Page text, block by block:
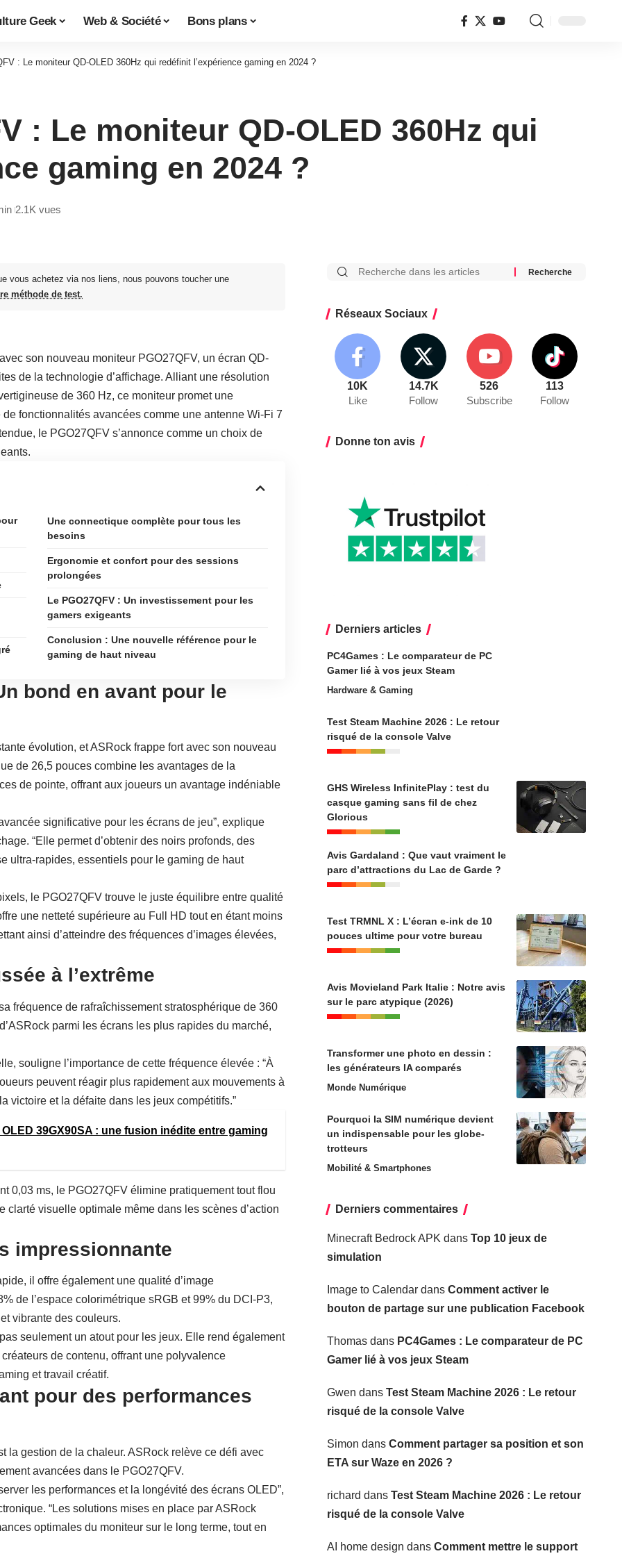
Geek Web & Société Bons plans
: Le moniteur QD-OLED 360Hz qui redéfinit l’expérience gaming en 2024 ?
: Le moniteur QD-OLED 360Hz qui
gaming en 2024 ?
2.1K vues
vous achetez via nos liens, nous pouvons toucher une
méthode de test.
son nouveau moniteur PGO27QFV, un écran QD-
de la technologie d’affichage. Alliant une résolution
de 360 Hz, ce moniteur promet une
fonctionnalités avancées comme une antenne Wi-Fi 7
le PGO27QFV s’annonce comme un choix de
Une connectique complète pour tous les
besoins
Ergonomie et confort pour des sessions
prolongées
Le PGO27QFV : Un investissement pour les
gamers exigeants
Conclusion : Une nouvelle référence pour le
gaming de haut niveau
bond en avant pour le
évolution, et ASRock frappe fort avec son nouveau
de 26,5 pouces combine les avantages de la
de pointe, offrant aux joueurs un avantage indéniable
significative pour les écrans de jeu”, explique
“Elle permet d’obtenir des noirs profonds, des
ultra-rapides, essentiels pour le gaming de haut
le PGO27QFV trouve le juste équilibre entre qualité
une netteté supérieure au Full HD tout en étant moins
ainsi d’atteindre des fréquences d’images élevées,
à l’extrême
fréquence de rafraîchissement stratosphérique de 360
parmi les écrans les plus rapides du marché,
souligne l’importance de cette fréquence élevée : “À
peuvent réagir plus rapidement aux mouvements à
victoire et la défaite dans les jeux compétitifs.”
39GX90SA : une fusion inédite entre gaming
0,03 ms, le PGO27QFV élimine pratiquement tout flou
clarté visuelle optimale même dans les scènes d’action
impressionnante
il offre également une qualité d’image
de l’espace colorimétrique sRGB et 99% du DCI-P3,
vibrante des couleurs.
seulement un atout pour les jeux. Elle rend également
de contenu, offrant une polyvalence
et travail créatif.
pour des performances
la gestion de la chaleur. ASRock relève ce défi avec
avancées dans le PGO27QFV.
les performances et la longévité des écrans OLED”,
“Les solutions mises en place par ASRock
optimales du moniteur sur le long terme, tout en
Réseaux Sociaux
10K
Like
14.7K
Follow
526
Subscribe
113
Follow
Donne ton avis
Derniers articles
PC4Games : Le comparateur de PC
Gamer lié à vos jeux Steam
Hardware & Gaming
Test Steam Machine 2026 : Le retour
risqué de la console Valve
GHS Wireless InfinitePlay : test du
casque gaming sans fil de chez
Glorious
Avis Gardaland : Que vaut vraiment le
parc d’attractions du Lac de Garde ?
Test TRMNL X : L’écran e-ink de 10
pouces ultime pour votre bureau
Avis Movieland Park Italie : Notre avis
sur le parc atypique (2026)
Transformer une photo en dessin :
les générateurs IA comparés
Monde Numérique
Pourquoi la SIM numérique devient
un indispensable pour les globe-
trotteurs
Mobilité & Smartphones
Derniers commentaires
Minecraft Bedrock APK dans Top 10 jeux de
simulation
Image to Calendardans Comment activer le
bouton de partage sur une publication Facebook
Thomasdans PC4Games : Le comparateur de PC
Gamer lié à vos jeux Steam
Gwen dans Test Steam Machine 2026 : Le retour
risqué de la console Valve
Simon dans Comment partager sa position et son
ETA sur Waze en 2026 ?
richard dans Test Steam Machine 2026 : Le retour
risqué de la console Valve
AI home design dans Comment mettre le support